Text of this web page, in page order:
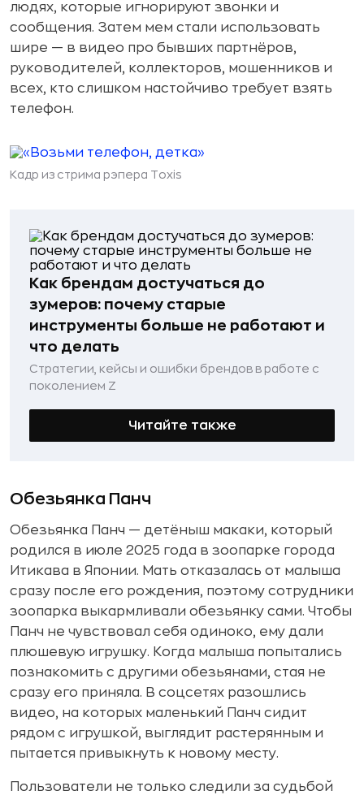
людях, которые игнорируют звонки и
сообщения. Затем мем стали использовать
шире — в видео про бывших партнёров,
руководителей, коллекторов, мошенников и
всех, кто слишком настойчиво требует взять
телефон.
Кадр из стрима рэпера Toxis
Как брендам достучаться до
зумеров: почему старые
инструменты больше не работают и
что делать
Стратегии, кейсы и ошибки брендов в работе с
поколением Z
Читайте также
Обезьянка Панч
Обезьянка Панч — детёныш макаки, который
родился в июле 2025 года в зоопарке города
Итикава в Японии. Мать отказалась от малыша
сразу после его рождения, поэтому сотрудники
зоопарка выкармливали обезьянку сами. Чтобы
Панч не чувствовал себя одиноко, ему дали
плюшевую игрушку. Когда малыша попытались
познакомить с другими обезьянами, стая не
сразу его приняла. В соцсетях разошлись
видео, на которых маленький Панч сидит
рядом с игрушкой, выглядит растерянным и
пытается привыкнуть к новому месту.
Пользователи не только следили за судьбой